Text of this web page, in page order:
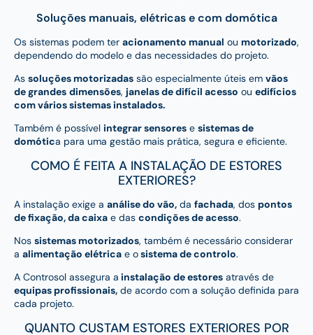
Soluções manuais, elétricas e com domótica
Os sistemas podem ter acionamento manual ou motorizado,
dependendo do modelo e das necessidades do projeto.
As soluções motorizadas são especialmente úteis em vãos
de grandes dimensões, janelas de difícil acesso ou edifícios
com vários sistemas instalados.
Também é possível integrar sensores e sistemas de
domótica para uma gestão mais prática, segura e eficiente.
COMO É FEITA A INSTALAÇÃO DE ESTORES
EXTERIORES?
A instalação exige a análise do vão, da fachada, dos pontos
de fixação, da caixa e das condições de acesso.
Nos sistemas motorizados, também é necessário considerar
a alimentação elétrica e osistema de controlo.
A Controsol assegura a instalação de estores através de
equipas profissionais, de acordo com a solução definida para
cada projeto.
QUANTO CUSTAM ESTORES EXTERIORES POR